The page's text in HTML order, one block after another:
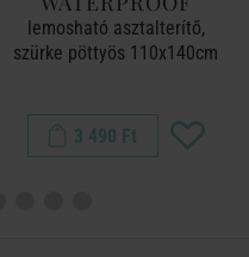
lemosható asztalterítő,
szürke pöttyös 110x140cm
3 490 Ft